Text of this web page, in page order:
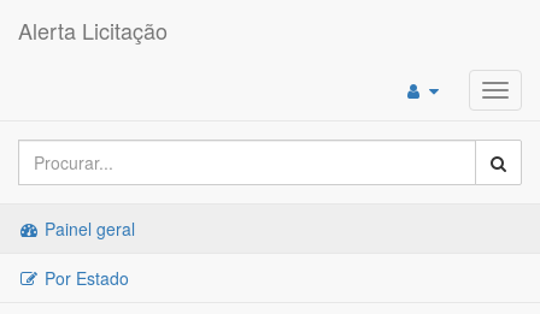
Alerta Licitação
Painel geral
Por Estado